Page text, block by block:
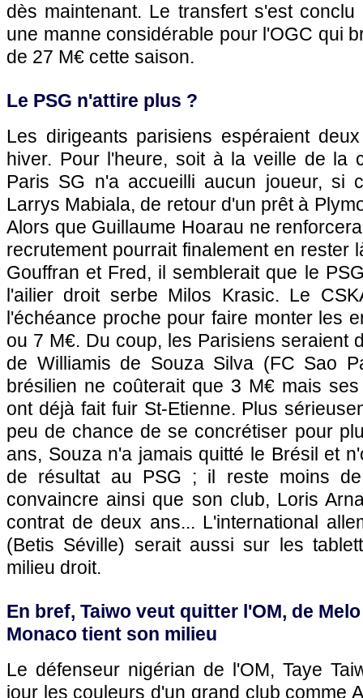
dès maintenant. Le transfert s'est
une manne considérable pour l'OGC qui
de 27 M€ cette saison.
Le PSG n'attire plus ?
Les dirigeants parisiens espéraient
hiver. Pour l'heure, soit à la veille de la
Paris SG n'a accueilli aucun joueur, si
Larrys Mabiala, de retour d'un prêt à
Alors que Guillaume Hoarau ne
recrutement pourrait finalement en rester
Gouffran et Fred, il semblerait que le
l'ailier droit serbe Milos Krasic. Le
l'échéance proche pour faire monter les
ou 7 M€. Du coup, les Parisiens seraient
de Williamis de Souza Silva (FC Sao
brésilien ne coûterait que 3 M€ mais
ont déjà fait fuir St-Etienne. Plus
peu de chance de se concrétiser pour
ans, Souza n'a jamais quitté le Brésil et
de résultat au PSG ; il reste moins
convaincre ainsi que son club, Loris
contrat de deux ans... L'international
(Betis Séville) serait aussi sur les
milieu droit.
En bref, Taiwo veut quitter l'OM, de
Monaco tient son milieu
Le défenseur nigérian de l'OM, Taye
jour les couleurs d'un grand club comme